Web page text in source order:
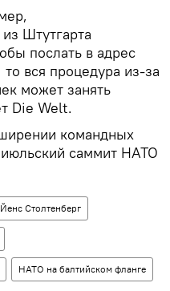
Штутгарта
послать в адрес
вся процедура из-за
может занять
Die Welt.
командных
июльский саммит НАТО
Йенс Столтенберг
НАТО на балтийском фланге